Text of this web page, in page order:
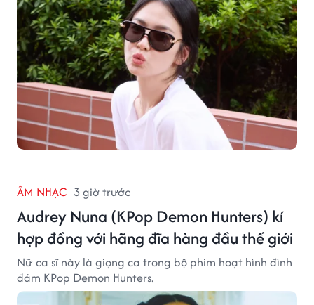
ÂM NHẠC 3 giờ trước
Audrey Nuna (KPop Demon Hunters) kí
hợp đồng với hãng đĩa hàng đầu thế giới
Nữ ca sĩ này là giọng ca trong bộ phim hoạt hình đình
đám KPop Demon Hunters.